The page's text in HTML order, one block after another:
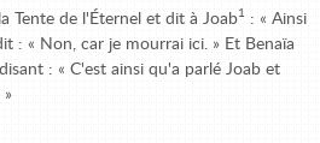
Tente de l'Éternel et dit à Joab1 : « Ainsi
: « Non, car je mourrai ici. » Et Benaïa
: « C'est ainsi qu'a parlé Joab et
»